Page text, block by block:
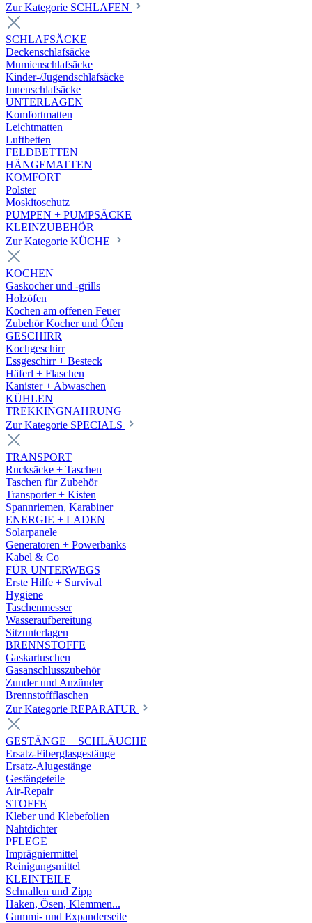
Zur Kategorie SCHLAFEN
SCHLAFSÄCKE
Deckenschlafsäcke
Mumienschlafsäcke
Kinder-/Jugendschlafsäcke
Innenschlafsäcke
UNTERLAGEN
Komfortmatten
Leichtmatten
Luftbetten
FELDBETTEN
HÄNGEMATTEN
KOMFORT
Polster
Moskitoschutz
PUMPEN + PUMPSÄCKE
KLEINZUBEHÖR
Zur Kategorie KÜCHE
KOCHEN
Gaskocher und -grills
Holzöfen
Kochen am offenen Feuer
Zubehör Kocher und Öfen
GESCHIRR
Kochgeschirr
Essgeschirr + Besteck
Häferl + Flaschen
Kanister + Abwaschen
KÜHLEN
TREKKINGNAHRUNG
Zur Kategorie SPECIALS
TRANSPORT
Rucksäcke + Taschen
Taschen für Zubehör
Transporter + Kisten
Spannriemen, Karabiner
ENERGIE + LADEN
Solarpanele
Generatoren + Powerbanks
Kabel & Co
FÜR UNTERWEGS
Erste Hilfe + Survival
Hygiene
Taschenmesser
Wasseraufbereitung
Sitzunterlagen
BRENNSTOFFE
Gaskartuschen
Gasanschlusszubehör
Zunder und Anzünder
Brennstoffflaschen
Zur Kategorie REPARATUR
GESTÄNGE + SCHLÄUCHE
Ersatz-Fiberglasgestänge
Ersatz-Alugestänge
Gestängeteile
Air-Repair
STOFFE
Kleber und Klebefolien
Nahtdichter
PFLEGE
Imprägniermittel
Reinigungsmittel
KLEINTEILE
Schnallen und Zipp
Haken, Ösen, Klemmen...
Gummi- und Expanderseile